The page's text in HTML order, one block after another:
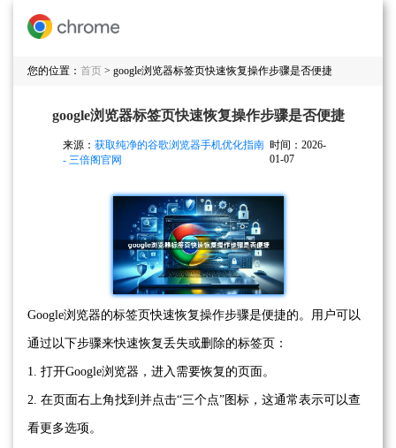
您的位置： 首页 > google浏览器标签页快速恢复操作步骤是否便捷
google浏览器标签页快速恢复操作步骤是否便捷
来源： 获取纯净的谷歌浏览器手机优化指南
- 三倍阁官网
时间：2026-
01-07
Google浏览器的标签页快速恢复操作步骤是便捷的。用户可以
通过以下步骤来快速恢复丢失或删除的标签页：
1. 打开Google浏览器，进入需要恢复的页面。
2. 在页面右上角找到并点击“三个点”图标，这通常表示可以查
看更多选项。